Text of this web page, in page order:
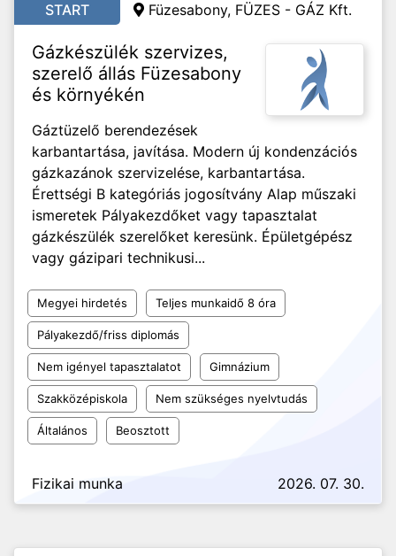
START Füzesabony, FÜZES - GÁZ Kft.
Gázkészülék szervizes,
szerelő állás Füzesabony
és környékén
Gáztüzelő berendezések
karbantartása, javítása. Modern új kondenzációs
gázkazánok szervizelése, karbantartása.
Érettségi B kategóriás jogosítvány Alap műszaki
ismeretek Pályakezdőket vagy tapasztalat
gázkészülék szerelőket keresünk. Épületgépész
vagy gázipari technikusi...
Megyei hirdetés Teljes munkaidő 8 óra
Pályakezdő/friss diplomás
Nem igényel tapasztalatot Gimnázium
Szakközépiskola Nem szükséges nyelvtudás
Általános Beosztott
Fizikai munka 2026. 07. 30.